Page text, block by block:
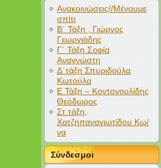
Ανακοινώσεις//Μένουμε
σπίτι
Β΄ Τάξη , Γιώργος
Γεωργιάδης
Γ΄ Τάξη Σοφία
Αναγνώστη
Δ΄τάξη Σπυριδούλα
Κωτούλα
Ε Τάξη – Κοντογουλίδης
Θεόδωρος
Στ τάξη,
Χατζηπαναγιωτίδου Κω/
να
Σύνδεσμοι